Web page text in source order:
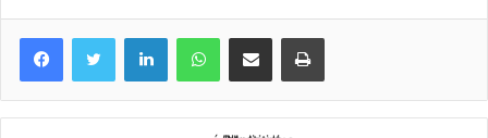
FacebookTwitter LinkedinWhatsApp
Partagez par mail Imprimez